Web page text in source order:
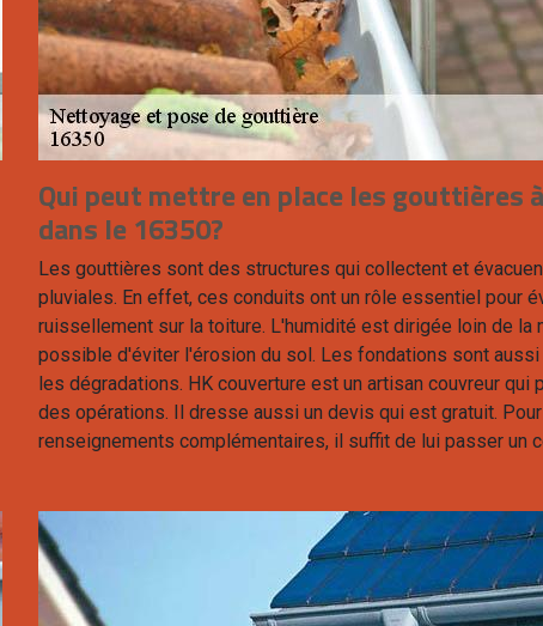
Qui peut mettre en place les gouttières
dans le 16350?
Les gouttières sont des structures qui collectent et
pluviales. En effet, ces conduits ont un rôle essentiel pour
ruissellement sur la toiture. L'humidité est dirigée loin de la
possible d'éviter l'érosion du sol. Les fondations sont aussi
les dégradations. HK couverture est un artisan couvreur qui
des opérations. Il dresse aussi un devis qui est gratuit.
renseignements complémentaires, il suffit de lui passer un